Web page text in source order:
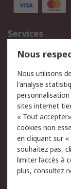
Services
750.000
Retours
Track & trace
Legal
Politique de
Politique de
des données -
jour
Nous
Nous utilisons
l'analyse
personnalisation
sites internet
« Tout
cookies non
en cliquant sur
souhaitez pas,
limiter l’accès à
plus, consultez